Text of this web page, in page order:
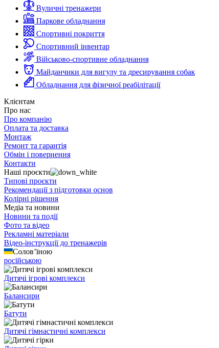
Вуличні тренажери
Паркове обладнання
Спортивні покриття
Спортивний інвентар
Військово-спортивне обладнання
Майданчики для вигулу та дресирування собак
Обладнання для фізичної реабілітації
Клієнтам
Про нас
Про компанію
Оплата та доставка
Монтаж
Ремонт та гарантія
Обмін і повернення
Контакти
Наші проєкти
Типові проєкти
Рекомендації з підготовки основ
Колірні рішення
Медіа та новини
Новини та події
Фото та відео
Рекламні матеріали
Відео-інструкції до тренажерів
Солов’їною
російською
Дитячі ігрові комплекси
Балансири
Батути
Дитячі гімнастичні комплекси